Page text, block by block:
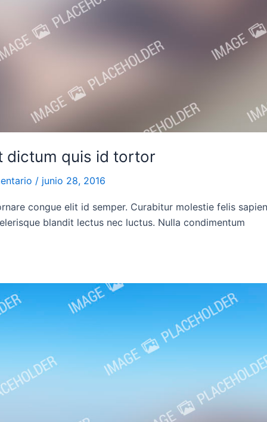
dictum quis id tortor
/ junio 28, 2016
congue elit id semper. Curabitur molestie felis
blandit lectus nec luctus. Nulla condimentum